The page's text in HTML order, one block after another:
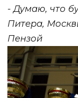
- Думаю, что
Питера,
Пензой